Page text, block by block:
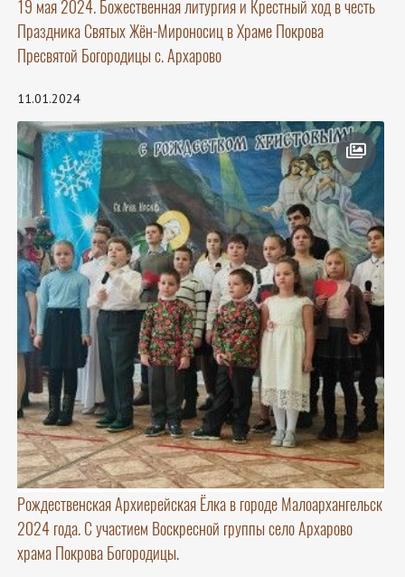
19 мая 2024. Божественная литургия и Крестный ход в честь
Праздника Святых Жён-Мироносиц в Храме Покрова
Пресвятой Богородицы с. Архарово
11.01.2024
Рождественская Архиерейская Ёлка в городе Малоархангельск
2024 года. С участием Воскресной группы село Архарово
храма Покрова Богородицы.